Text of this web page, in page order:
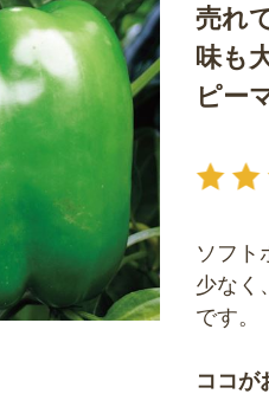
売れ
味も
ピー
ソフト
少なく
です。
ココが